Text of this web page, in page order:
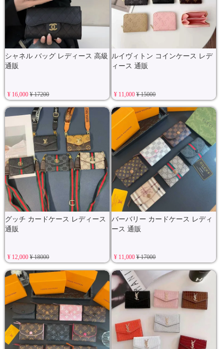
シャネル バッグ レディース 高級
通販
¥ 16,000¥ 17200
ルイヴィトン コインケース レデ
ィース 通販
¥ 11,000¥ 15000
グッチ カードケース レディース
通販
¥ 12,000¥ 18000
バーバリー カードケース レディ
ース 通販
¥ 11,000¥ 17000